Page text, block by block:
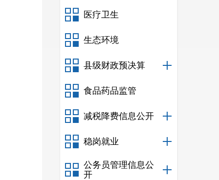
医疗卫生
生态环境
县级财政预决算
食品药品监管
减税降费信息公开
稳岗就业
公务员管理信息公
开